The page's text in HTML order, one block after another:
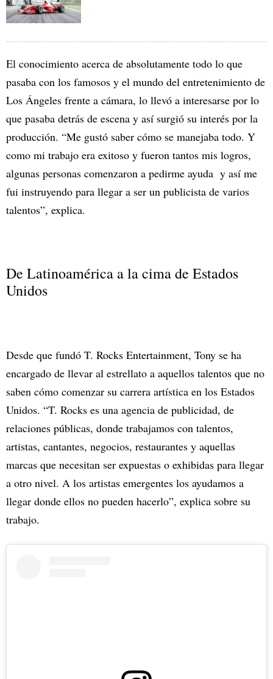
El conocimiento acerca de absolutamente todo lo que
pasaba con los famosos y el mundo del entretenimiento de
Los Ángeles frente a cámara, lo llevó a interesarse por lo
que pasaba detrás de escena y así surgió su interés por la
producción. “Me gustó saber cómo se manejaba todo. Y
como mi trabajo era exitoso y fueron tantos mis logros,
algunas personas comenzaron a pedirme ayuda y así me
fui instruyendo para llegar a ser un publicista de varios
talentos”, explica.
De Latinoamérica a la cima de Estados
Unidos
Desde que fundó T. Rocks Entertainment, Tony se ha
encargado de llevar al estrellato a aquellos talentos que no
saben cómo comenzar su carrera artística en los Estados
Unidos. “T. Rocks es una agencia de publicidad, de
relaciones públicas, donde trabajamos con talentos,
artistas, cantantes, negocios, restaurantes y aquellas
marcas que necesitan ser expuestas o exhibidas para llegar
a otro nivel. A los artistas emergentes los ayudamos a
llegar donde ellos no pueden hacerlo”, explica sobre su
trabajo.